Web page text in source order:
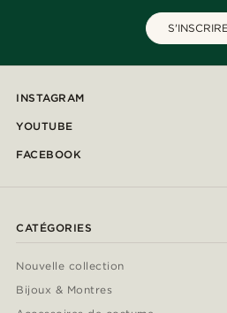
INSTAGRAM
YOUTUBE
FACEBOOK
CATÉGORIES
Nouvelle collection
Bijoux & Montres